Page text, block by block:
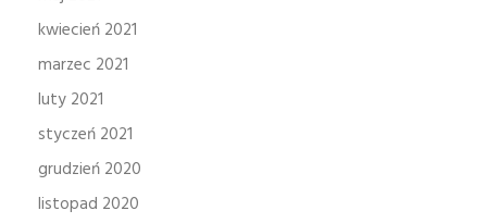
kwiecień 2021
marzec 2021
luty 2021
styczeń 2021
grudzień 2020
listopad 2020